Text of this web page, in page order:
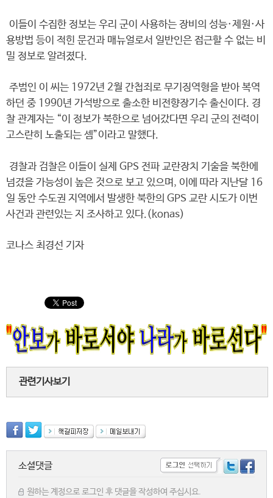
이들이 수집한 정보는 우리 군이 사용하는 장비의 성능·제원·사
용방법 등이 적힌 문건과 매뉴얼로서 일반인은 접근할 수 없는 비
밀 정보로 알려졌다.
주범인 이 씨는 1972년 2월 간첩죄로 무기징역형을 받아 복역
하던 중 1990년 가석방으로 출소한 비전향장기수 출신이다. 경
찰 관계자는 “이 정보가 북한으로 넘어갔다면 우리 군의 전력이
고스란히 노출되는 셈”이라고 말했다.
경찰과 검찰은 이들이 실제 GPS 전파 교란장치 기술을 북한에
넘겼을 가능성이 높은 것으로 보고 있으며, 이에 따라 지난달 16
일 동안 수도권 지역에서 발생한 북한의 GPS 교란 시도가 이번
사건과 관련있는 지 조사하고 있다.(konas)
코나스 최경선 기자
관련기사보기
소셜댓글
원하는 계정으로 로그인 후 댓글을 작성하여 주십시요.